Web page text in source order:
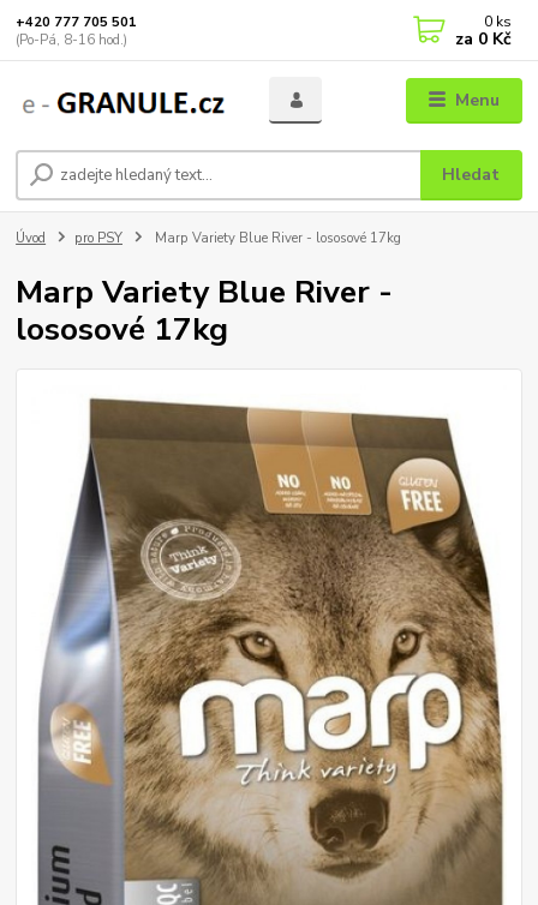
Menu
Hledat
+420 777 705 501
(Po-Pá, 8-16 hod.)
0 ks
za 0 Kč
Úvod pro PSY Marp Variety Blue River - lososové 17kg
Marp Variety Blue River -
lososové 17kg